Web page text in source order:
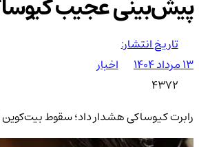
پیش‌بینی عجیب کیوساکی:
تاریخ انتشار:
۱۳ مرداد ۱۴۰۴
اخبار
4372
رابرت کیوساکی هشدار داد؛ سقوط بیت‌کوین تا ۹۰ هزار دلار در مرداد می‌تواند فرصت طلایی انباشت باشد!